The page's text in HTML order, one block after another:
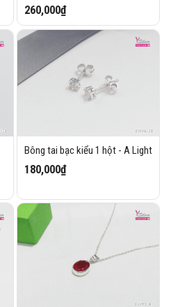
260,000₫
Bông tai bạc kiểu 1 hột - A Light
180,000₫